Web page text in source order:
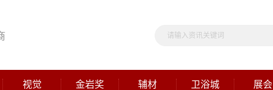
视觉 金岩奖 辅材 卫浴城 展会